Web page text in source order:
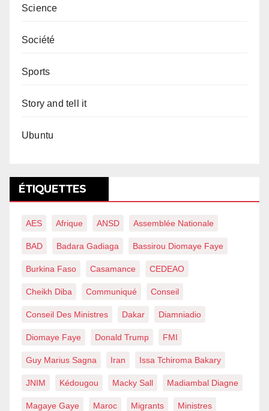
Science
Société
Sports
Story and tell it
Ubuntu
ÉTIQUETTES
AES Afrique ANSD Assemblée Nationale
BAD Badara Gadiaga Bassirou Diomaye Faye
Burkina Faso Casamance CEDEAO
Cheikh Diba Communiqué Conseil
Conseil Des Ministres Dakar Diamniadio
Diomaye Faye Donald Trump FMI
Guy Marius Sagna Iran Issa Tchiroma Bakary
JNIM Kédougou Macky Sall Madiambal Diagne
Magaye Gaye Maroc Migrants Ministres